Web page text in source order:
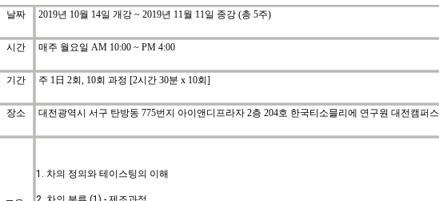
날짜 2019년 10월 14일 개강 ~ 2019년 11월 11일 종강 (총 5주)
시간 매주 월요일 AM 10:00 ~ PM 4:00
기간 주 1日 2회, 10회 과정 [2시간 30분 x 10회]
장소 대전광역시 서구 탄방동 775번지 아이앤디프라자 2층 204호 한국티소믈리에 연구원 대전캠퍼스
1. 차의 정의와 테이스팅의 이해